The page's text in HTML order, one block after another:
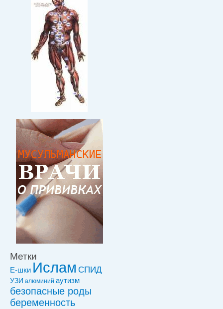
Метки
Е-шки Ислам СПИД
УЗИ алюминий аутизм
безопасные роды
беременность